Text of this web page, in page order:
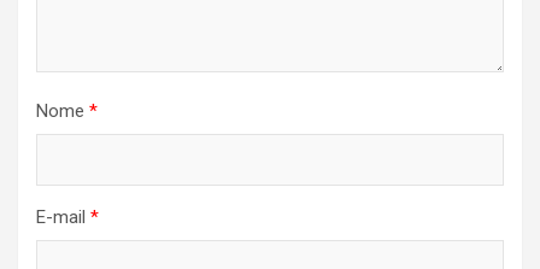
Nome *
E-mail *